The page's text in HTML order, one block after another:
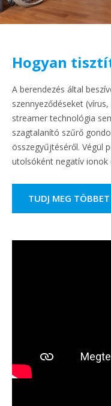
Hogyan
A berendezés által
szennyeződéseket
streamer technológia
szagtalanító szűrő
összegyűjtéséről. Végül
utolsóként negatív ionok
TUDJ MEG TÖBBET